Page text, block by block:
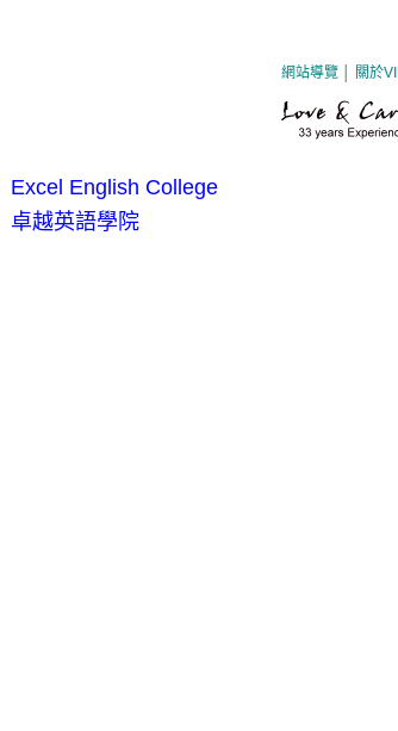
Excel English College
卓越英語學院